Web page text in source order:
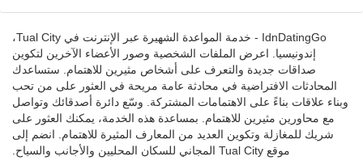
IdnDatingGo - خدمة المواعدة الشهيرة عبر الإنترنت في Tual City،
إندونيسيا. اعرض الملفات الشخصية وصور الأعضاء الآخرين لتكوين
صداقات جديدة والتعرف على أشخاص مثيرين للاهتمام. ستساعدك
المحادثات الافتراضية في محادثة عامة مريحة في العثور على من تحب
وبناء علاقات بناءً على الاهتمامات المشتركة. وسّع دائرة أصدقائك وتواصل
مع محاورين مثيرين للاهتمام. بمساعدة هذه الخدمة، يمكنك العثور على
شريك للمغازلة وتكوين العديد من المعارف المثيرة للاهتمام. انضم إلى
موقع Tual City المجاني للسكان المحليين والأجانب والسياح.